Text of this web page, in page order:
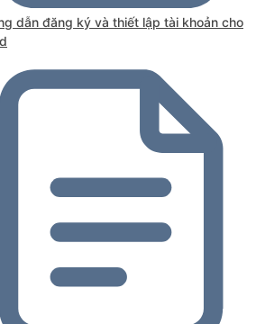
dẫn đăng ký và thiết lập tài khoản cho